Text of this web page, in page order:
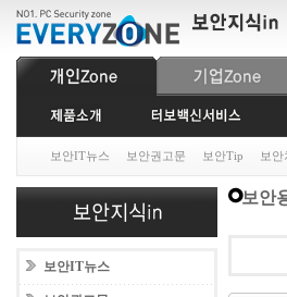
보안IT뉴스 보안권고문 보안Tip 보안
보안IT뉴스
보안